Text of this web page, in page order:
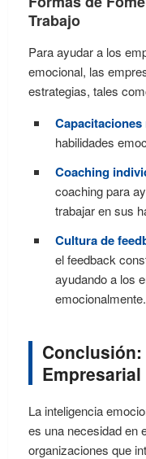
Trabajo
Para ayudar a los
emocional, las
estrategias, tales
habilidades
Coaching
coaching para
trabajar en sus
Cultura de
el feedback
ayudando a los
emocionalmente.
Conclusión:
Empresarial
La inteligencia
es una necesidad en
organizaciones que